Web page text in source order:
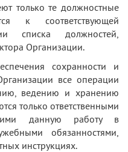
те должностные
к соответствующей
списка должностей,
Организации.
сохранности и
все операции
ведению и хранению
только ответственными
данную работу в
обязанностями,
инструкциях.